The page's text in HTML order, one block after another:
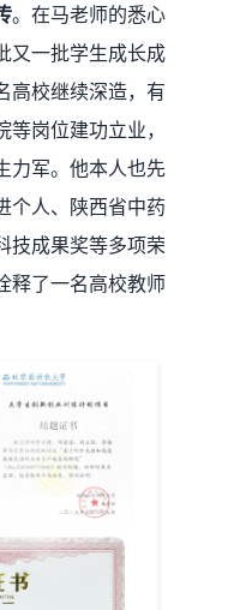
。在马老师的悉心
又一批学生成长成
高校继续深造，有
岗位建功立业，
力军。他本人也先
个人、陕西省中药
技成果奖等多项荣
释了一名高校教师